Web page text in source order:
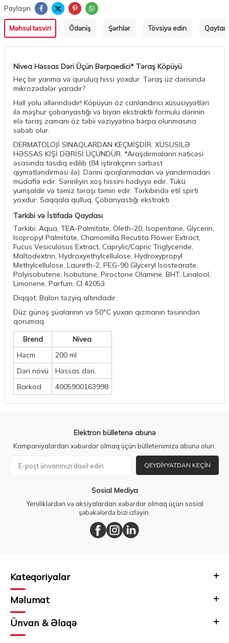
Paylaşın
Məhsul təsviri Ödəniş Şərhlər Tövsiyə edin
Nivea Həssas Dəri Üçün Bərpaedici* Təraş Köpüyü
Heç bir yanma və quruluq hissi yoxdur. Təraş üz dərisində
mikrozədələr yaradır?
Həll yolu əllərindədir! Köpüyün öz canlandırıcı xüsusiyyətləri
ilə məşhur çobanyastığı və biyan ekstraktlı formulu dərinin
elə təraş zamanı öz təbii vəziyyətinə bərpa olunmasına
səbəb olur.
DERMATOLOJİ SINAQLARDAN KEÇMİŞDİR. XÜSUSİLƏ
HƏSSAS KİŞİ DƏRİSİ ÜÇÜNDÜR. *Araşdırmaların nəticəsi
əsasında təsdiq edilib (84 iştirakçının sərbəst
qiymətləndirməsi ilə). Dərini qıcıqlanmadan və yandırmadan
müdafiə edir. Sərinliyin xoş hissini hədiyyə edir. Tükü
yumşaldır və təmiz təraşı təmin edir. Tərkibində etil spirti
yoxdur. Saqqala qulluq. Çobanyastığı ekstraktı.
Tərkibi və İstifadə Qaydası
Tərkibi: Aqua, TEA-Palmitate, Oleth-20, Isopentane, Glycerin,
Isopropyl Palmitate, Chamomilla Recutita Flower Extract,
Fucus Vesiculosus Extract, Caprylic/Capric Triglyceride,
Maltodextrin, Hydroxyethylcellulose, Hydroxypropyl
Methylcellulose, Laureth-2, PEG-90 Glyceryl Isostearate,
Polyisobutene, Isobutane, Piroctone Olamine, BHT, Linalool,
Limonene, Parfum, CI 42053.
Diqqət: Balon təzyiq altındadır.
Düz günəş şüalarının və 50°С yuxarı qızmanın təsirindən
qorumaq.
Brend
Nivea
Həcm
200 ml
Dəri növü
Həssas dəri.
Barkod
4005900163998
Elektron bülletenə abunə
Kampaniyalardan xəbərdar olmaq üçün bülletenimizə abunə olun.
QEYDIYYATDAN KEÇIN
Sosial Mediya
Yeniliklərdən və aksiyalardan xəbərdar olmaq üçün sosial
şəbəkələrdə bizi izləyin.
Kateqoriyalar
Məlumat
Ünvan & Əlaqə